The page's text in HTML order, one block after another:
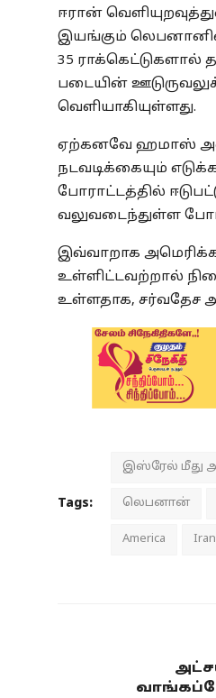
ஈரான்
இயங்கும்
35 ராக்கெட்டுகளால்
படையின்
வெளியாகியுள்ளது.
ஏற்கனவே ஹமாஸ்
நடவடிக்கையும்
போராட்டத்தில்
வலுவடைந்துள்ள
இவ்வாறாக
உள்ளிட்டவற்றால்
உள்ளதாக, சர்வதேச
Tags:
இஸ்ரேல் மீது
லெபனான்
America Iran